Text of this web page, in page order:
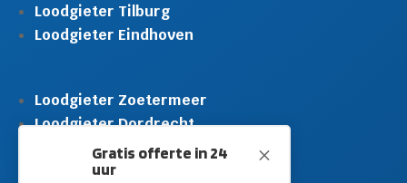
M
Gratis offerte in 24
uur
Loodgieter Tilburg
Loodgieter Eindhoven
Loodgieter Zoetermeer
Loodgieter Dordrecht
Loodgieter Rijswijk
Loodgieter Schiedam